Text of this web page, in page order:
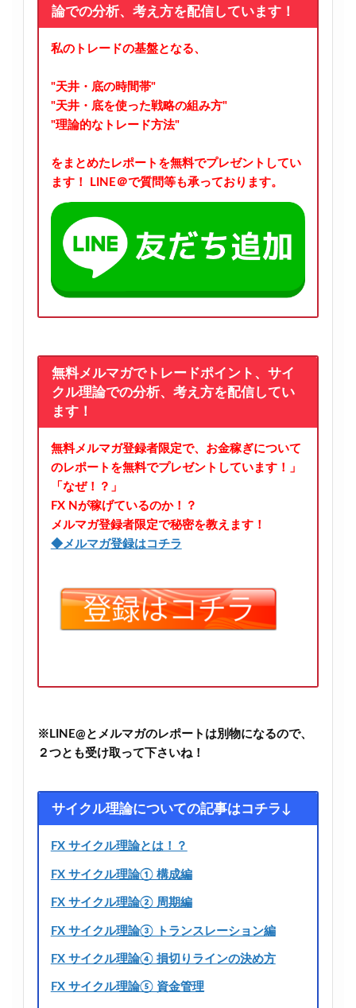
論での分析、考え方を配信しています！
私のトレードの基盤となる、
"天井・底の時間帯"
"天井・底を使った戦略の組み方"
"理論的なトレード方法"
をまとめたレポートを無料でプレゼントしてい
ます！
LINE＠で質問等も承っております。
無料メルマガでトレードポイント、サイ
クル理論での分析、考え方を配信してい
ます！
無料メルマガ登録者限定で、お金稼ぎについて
のレポートを無料でプレゼントしています！」
「なぜ！？」
FX Nが稼げているのか！？
メルマガ登録者限定で秘密を教えます！
◆メルマガ登録はコチラ
※LINE@とメルマガのレポートは別物になるので、
２つとも受け取って下さいね！
サイクル理論についての記事はコチラ↓
FX サイクル理論とは！？
FX サイクル理論① 構成編
FX サイクル理論② 周期編
FX サイクル理論③ トランスレーション編
FX サイクル理論④ 損切りラインの決め方
FX サイクル理論⑤ 資金管理